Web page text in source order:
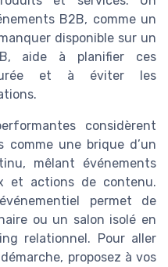
B2B, comme un
disponible sur un
aide à planifier ces
et à éviter les
considèrent
comme une brique d’un
mêlant événements
et actions de contenu.
permet de
ou un salon isolé en
relationnel. Pour aller
proposez à vos